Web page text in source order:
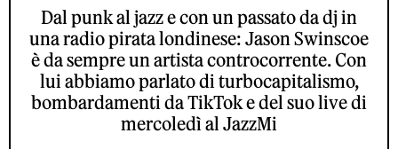
Dal punk al jazz e con un passato da dj in
una radio pirata londinese: Jason Swinscoe
è da sempre un artista controcorrente. Con
lui abbiamo parlato di turbocapitalismo,
bombardamenti da TikTok e del suo live di
mercoledì al JazzMi